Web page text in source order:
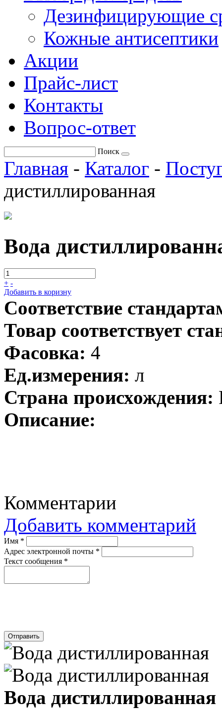
Дезинфицирующие
Кожные антисептики
Акции
Прайс-лист
Контакты
Вопрос-ответ
Поиск
Главная - Каталог -
дистиллированная
Вода
+ -
Добавить в коризну
Соответствие
Товар соответствует
Фасовка: 4
Ед.измерения: л
Страна происхождения:
Описание:
Комментарии
Добавить комментарий
Имя *
Адрес электронной почты *
Текст сообщения *
Отправить
Вода дистиллированная